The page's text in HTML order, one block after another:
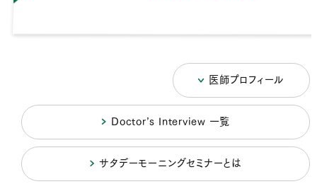
医師プロフィール
Doctorʼs Interview ⼀覧
サタデーモーニングセミナーとは